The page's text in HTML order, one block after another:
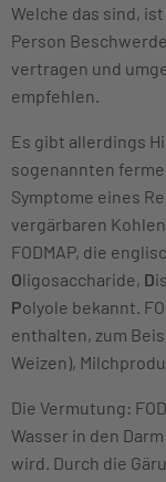
Welche das sind,
Person
vertragen und
empfehlen.
Es gibt allerdings
sogenannten
Symptome eines
vergärbaren
FODMAP, die
Oligosaccharide, D
Polyole bekannt.
enthalten, zum
Weizen),
Die Vermutung:
Wasser in den
wird. Durch die